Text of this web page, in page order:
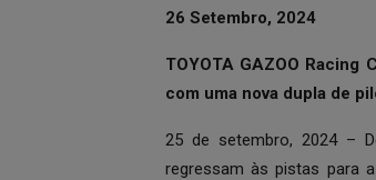
26 Setembro, 2024
TOYOTA GAZOO Racing
com uma nova dupla de
25 de setembro, 2024 –
regressam às pistas para